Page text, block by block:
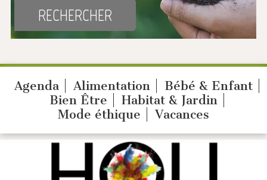
Agenda Alimentation
Bébé & Enfant
Bien Être
Habitat & Jardin
Mode éthique
Vacances